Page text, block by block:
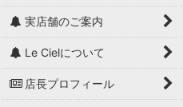
実店舗のご案内
Le Cielについて
店長プロフィール